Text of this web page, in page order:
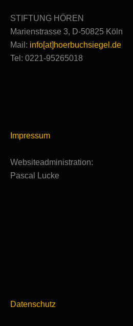
STIFTUNG HÖREN
Marienstrasse 3, D-50825 Köln
Mail: info[at]hoerbuchsiegel.de
Tel: 0221-95265018
Impressum
Websiteadministration:
Pascal Lucke
Datenschutz